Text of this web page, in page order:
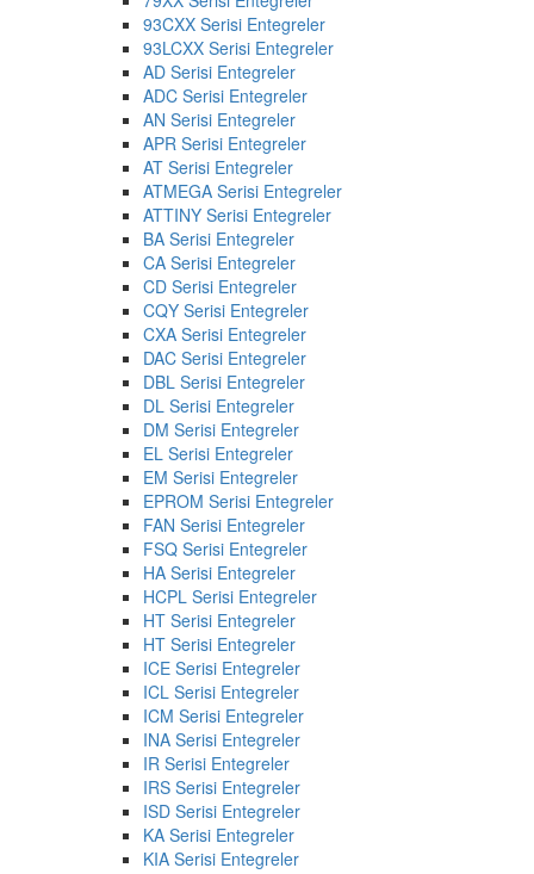
93CXX Serisi Entegreler
93LCXX Serisi Entegreler
AD Serisi Entegreler
ADC Serisi Entegreler
AN Serisi Entegreler
APR Serisi Entegreler
AT Serisi Entegreler
ATMEGA Serisi Entegreler
ATTINY Serisi Entegreler
BA Serisi Entegreler
CA Serisi Entegreler
CD Serisi Entegreler
CQY Serisi Entegreler
CXA Serisi Entegreler
DAC Serisi Entegreler
DBL Serisi Entegreler
DL Serisi Entegreler
DM Serisi Entegreler
EL Serisi Entegreler
EM Serisi Entegreler
EPROM Serisi Entegreler
FAN Serisi Entegreler
FSQ Serisi Entegreler
HA Serisi Entegreler
HCPL Serisi Entegreler
HT Serisi Entegreler
HT Serisi Entegreler
ICE Serisi Entegreler
ICL Serisi Entegreler
ICM Serisi Entegreler
INA Serisi Entegreler
IR Serisi Entegreler
IRS Serisi Entegreler
ISD Serisi Entegreler
KA Serisi Entegreler
KIA Serisi Entegreler